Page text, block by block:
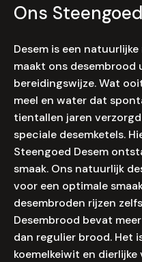
Ons
Desem is een
maakt ons
bereidingswijze. Wat
meel en water dat
tientallen jaren
speciale desemketels.
Steengoed Desem
smaak. Ons natuurlijk
voor een optimale
desembroden rijzen
Desembrood bevat
dan regulier brood. Het
koemelkeiwit en